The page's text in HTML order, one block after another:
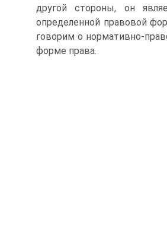
другой стороны, он
определенной правовой
говорим о нормативно-
форме права.